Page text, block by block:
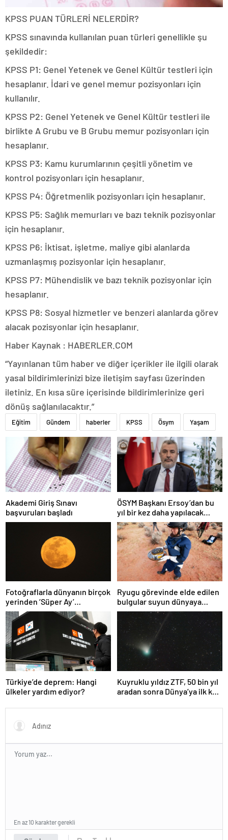
KPSS PUAN TÜRLERİ NELERDİR?
KPSS sınavında kullanılan puan türleri genellikle şu
şekildedir:
KPSS P1: Genel Yetenek ve Genel Kültür testleri için
hesaplanır. İdari ve genel memur pozisyonları için
kullanılır.
KPSS P2: Genel Yetenek ve Genel Kültür testleri ile
birlikte A Grubu ve B Grubu memur pozisyonları için
hesaplanır.
KPSS P3: Kamu kurumlarının çeşitli yönetim ve
kontrol pozisyonları için hesaplanır.
KPSS P4: Öğretmenlik pozisyonları için hesaplanır.
KPSS P5: Sağlık memurları ve bazı teknik pozisyonlar
için hesaplanır.
KPSS P6: İktisat, işletme, maliye gibi alanlarda
uzmanlaşmış pozisyonlar için hesaplanır.
KPSS P7: Mühendislik ve bazı teknik pozisyonlar için
hesaplanır.
KPSS P8: Sosyal hizmetler ve benzeri alanlarda görev
alacak pozisyonlar için hesaplanır.
Haber Kaynak : HABERLER.COM
“Yayınlanan tüm haber ve diğer içerikler ile ilgili olarak
yasal bildirimlerinizi bize iletişim sayfası üzerinden
iletiniz. En kısa süre içerisinde bildirimlerinize geri
dönüş sağlanılacaktır.”
Eğitim Gündem haberler KPSS Ösym Yaşam
Akademi Giriş Sınavı
başvuruları başladı
ÖSYM Başkanı Ersoy’dan bu
yıl bir kez daha yapılacak
YDS’ye ilişkin açıklama
Fotoğraflarla dünyanın birçok
yerinden ‘Süper Ay’
manzaraları
Ryugu görevinde elde edilen
bulgular suyun dünyaya
asteroitlerce getirilmiş
olabileceğini gösteriyor
Türkiye’de deprem: Hangi
ülkeler yardım ediyor?
Kuyruklu yıldız ZTF, 50 bin yıl
aradan sonra Dünya’ya ilk kez
En az 10 karakter gerekli